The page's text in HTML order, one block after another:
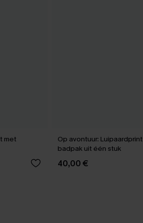
met
Op avontuur: Luipaardprint
badpak uit één stuk
40,00 €